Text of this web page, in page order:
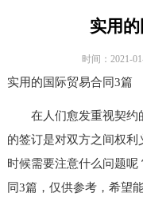
实用
时间：2021-
实用的国际贸易合同3篇
在人们愈发重视契约
的签订是对双方之间权
时候需要注意什么问题
同3篇，仅供参考，希望